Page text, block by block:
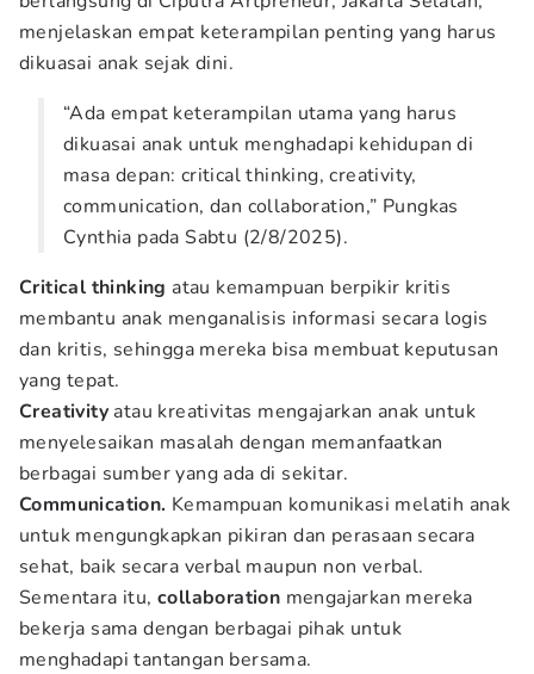
menjelaskan empat keterampilan penting yang harus
dikuasai anak sejak dini.
“Ada empat keterampilan utama yang harus
dikuasai anak untuk menghadapi kehidupan di
masa depan: critical thinking, creativity,
communication, dan collaboration,” Pungkas
Cynthia pada Sabtu (2/8/2025).
Critical thinking atau kemampuan berpikir kritis
membantu anak menganalisis informasi secara logis
dan kritis, sehingga mereka bisa membuat keputusan
yang tepat.
Creativity atau kreativitas mengajarkan anak untuk
menyelesaikan masalah dengan memanfaatkan
berbagai sumber yang ada di sekitar.
Communication. Kemampuan komunikasi melatih anak
untuk mengungkapkan pikiran dan perasaan secara
sehat, baik secara verbal maupun non verbal.
Sementara itu, collaboration mengajarkan mereka
bekerja sama dengan berbagai pihak untuk
menghadapi tantangan bersama.